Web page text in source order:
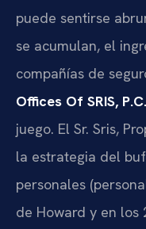
puede sentirse
se acumulan, el
compañías de
Offices Of SRIS, P.C.
juego. El Sr. Sris,
la estrategia del
personales
de Howard y en los